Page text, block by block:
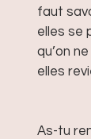
faut
elles se
qu’on
elles
As-tu